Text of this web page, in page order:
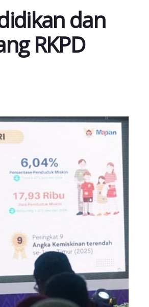
dan
RKPD